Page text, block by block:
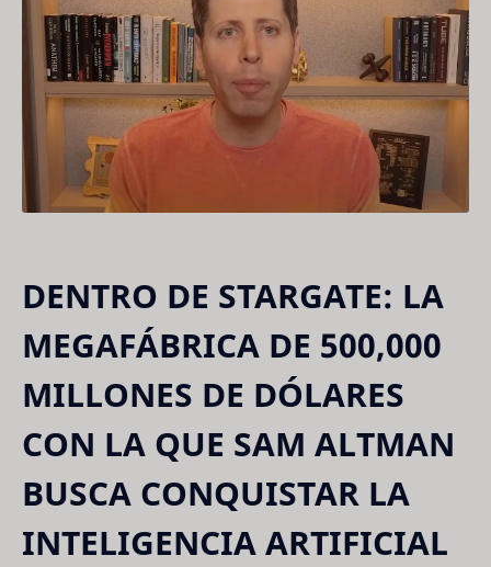
DENTRO DE STARGATE: LA
MEGAFÁBRICA DE 500,000
MILLONES DE DÓLARES
CON LA QUE SAM ALTMAN
BUSCA CONQUISTAR LA
INTELIGENCIA ARTIFICIAL